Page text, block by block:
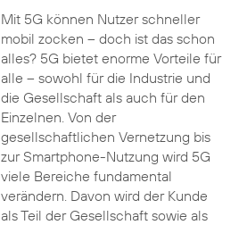
Mit 5G können Nutzer schneller
mobil zocken – doch ist das schon
alles? 5G bietet enorme Vorteile für
alle – sowohl für die Industrie und
die Gesellschaft als auch für den
Einzelnen. Von der
gesellschaftlichen Vernetzung bis
zur Smartphone-Nutzung wird 5G
viele Bereiche fundamental
verändern. Davon wird der Kunde
als Teil der Gesellschaft sowie als